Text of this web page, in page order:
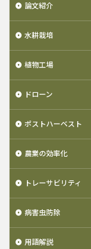
論文紹介
水耕栽培
植物工場
ドローン
ポストハーベスト
農業の効率化
トレーサビリティ
病害虫防除
用語解説